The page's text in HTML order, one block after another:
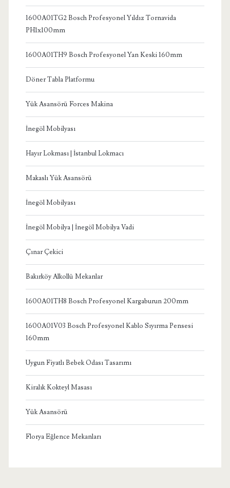
1600A01TG2 Bosch Profesyonel Yıldız Tornavida
PH1x100mm
1600A01TH9 Bosch Profesyonel Yan Keski 160mm
Döner Tabla Platformu
Yük Asansörü Forces Makina
İnegöl Mobilyası
Hayır Lokması | İstanbul Lokmacı
Makaslı Yük Asansörü
İnegöl Mobilyası
İnegöl Mobilya | İnegöl Mobilya Vadi
Çınar Çekici
Bakırköy Alkollü Mekanlar
1600A01TH8 Bosch Profesyonel Kargaburun 200mm
1600A01V03 Bosch Profesyonel Kablo Sıyırma Pensesi
160mm
Uygun Fiyatlı Bebek Odası Tasarımı
Kiralık Kokteyl Masası
Yük Asansörü
Florya Eğlence Mekanları